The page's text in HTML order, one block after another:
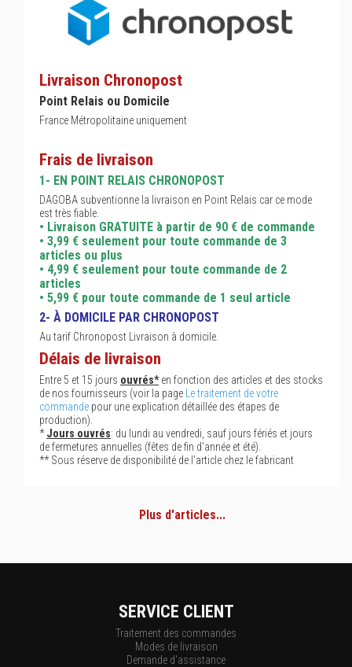
Livraison Chronopost
Point Relais ou Domicile
France Métropolitaine uniquement
Frais de livraison
1- EN POINT RELAIS CHRONOPOST
DAGOBA subventionne la livraison en Point Relais car ce mode
est très fiable.
• Livraison GRATUITE à partir de 90 € de commande
• 3,99 € seulement pour toute commande de 3
articles ou plus
• 4,99 € seulement pour toute commande de 2
articles
• 5,99 € pour toute commande de 1 seul article
2- À DOMICILE PAR CHRONOPOST
Au tarif Chronopost Livraison à domicile.
Délais de livraison
Entre 5 et 15 jours ouvrés*en fonction des articles et des stocks
de nos fournisseurs (voir la page
Le traitement de votre
commande pour une explication détaillée des étapes de
production).
*Jours ouvrés: du lundi au vendredi, sauf jours fériés et jours
de fermetures annuelles (fêtes de fin d'année et été).
** Sous réserve de disponibilité de l'article chez le fabricant
Plus d'articles...
SERVICE CLIENT
Traitement des commandes
Modes de livraison
Demande d'assistance